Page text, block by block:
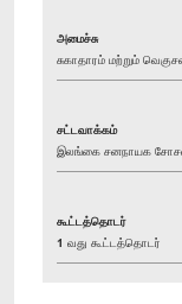
அமைச்சு
சுகாதாரம் மற்றும்
சட்டவாக்கம்
இலங்கை சனநாயக
கூட்டத்தொடர்
1 வது கூட்டத்தொடர்